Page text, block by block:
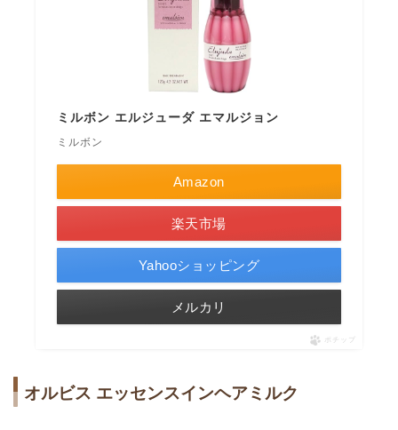
ミルボン エルジューダ エマルジョン
ミルボン
Amazon
楽天市場
Yahooショッピング
メルカリ
ポチップ
オルビス エッセンスインヘアミルク